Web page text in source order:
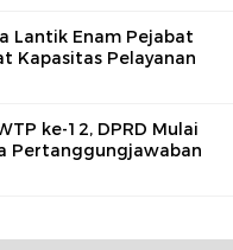
Lantik Enam Pejabat
Kapasitas Pelayanan
ke-12, DPRD Mulai
Pertanggungjawaban